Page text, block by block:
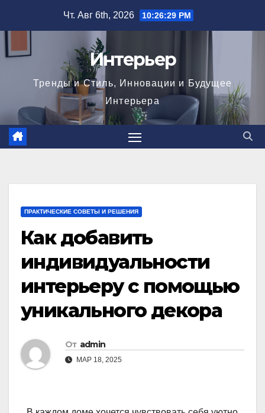
Чт. Авг 6th, 2026 10:26:31 PM
Интерьер
Тренды и Стиль, Инновации и Будущее
Интерьера
ПРАКТИЧЕСКИЕ СОВЕТЫ И РЕШЕНИЯ
Как добавить
индивидуальности
интерьеру с помощью
уникального декора
От admin
МАР 18, 2025